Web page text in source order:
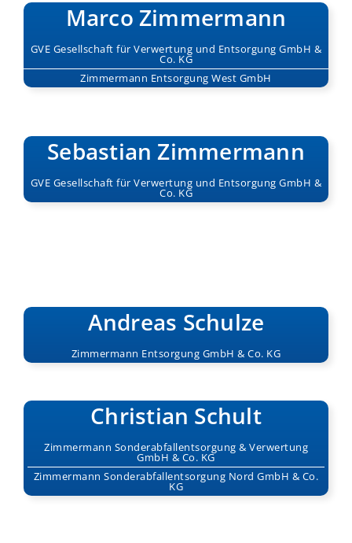
Marco Zimmermann
GVE Gesellschaft für Verwertung und Entsorgung GmbH &
Co. KG
Zimmermann Entsorgung West GmbH
Sebastian Zimmermann
GVE Gesellschaft für Verwertung und Entsorgung GmbH &
Co. KG
Andreas Schulze
Zimmermann Entsorgung GmbH & Co. KG
Christian Schult
Zimmermann Sonderabfallentsorgung & Verwertung
GmbH & Co. KG
Zimmermann Sonderabfallentsorgung NordGmbH & Co.
KG